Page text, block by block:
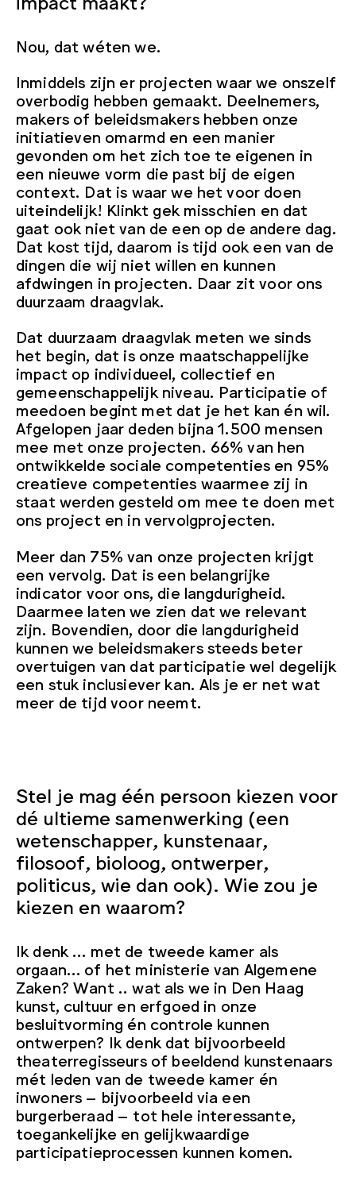
Nou, dat wéten we.
Inmiddels zijn er projecten waar we onszelf
overbodig hebben gemaakt. Deelnemers,
makers of beleidsmakers hebben onze
initiatieven omarmd en een manier
gevonden om het zich toe te eigenen in
een nieuwe vorm die past bij de eigen
context. Dat is waar we het voor doen
uiteindelijk! Klinkt gek misschien en dat
gaat ook niet van de een op de andere dag.
Dat kost tijd, daarom is tijd ook een van de
dingen die wij niet willen en kunnen
afdwingen in projecten. Daar zit voor ons
duurzaam draagvlak.
Dat duurzaam draagvlak meten we sinds
het begin, dat is onze maatschappelijke
impact op individueel, collectief en
gemeenschappelijk niveau. Participatie of
meedoen begint met dat je het kan én wil.
Afgelopen jaar deden bijna 1.500 mensen
mee met onze projecten. 66% van hen
ontwikkelde sociale competenties en 95%
creatieve competenties waarmee zij in
staat werden gesteld om mee te doen met
ons project en in vervolgprojecten.
Meer dan 75% van onze projecten krijgt
een vervolg. Dat is een belangrijke
indicator voor ons, die langdurigheid.
Daarmee laten we zien dat we relevant
zijn. Bovendien, door die langdurigheid
kunnen we beleidsmakers steeds beter
overtuigen van dat participatie wel degelijk
een stuk inclusiever kan. Als je er net wat
meer de tijd voor neemt.
Stel je mag één persoon kiezen voor
dé ultieme samenwerking (een
wetenschapper, kunstenaar,
filosoof, bioloog, ontwerper,
politicus, wie dan ook). Wie zou je
kiezen en waarom?
Ik denk … met de tweede kamer als
orgaan… of het ministerie van Algemene
Zaken? Want .. wat als we in Den Haag
kunst, cultuur en erfgoed in onze
besluitvorming én controle kunnen
ontwerpen? Ik denk dat bijvoorbeeld
theaterregisseurs of beeldend kunstenaars
mét leden van de tweede kamer én
inwoners – bijvoorbeeld via een
burgerberaad – tot hele interessante,
toegankelijke en gelijkwaardige
participatieprocessen kunnen komen.